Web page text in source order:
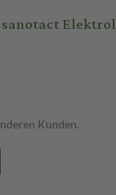
Kunden.